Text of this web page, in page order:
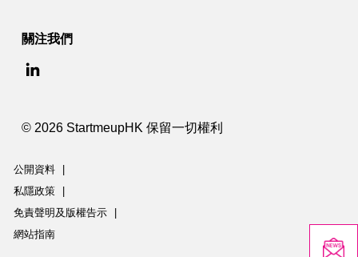
關注我們
© 2026 StartmeupHK 保留一切權利
公開資料
私隱政策
免責聲明及版權告示
網站指南